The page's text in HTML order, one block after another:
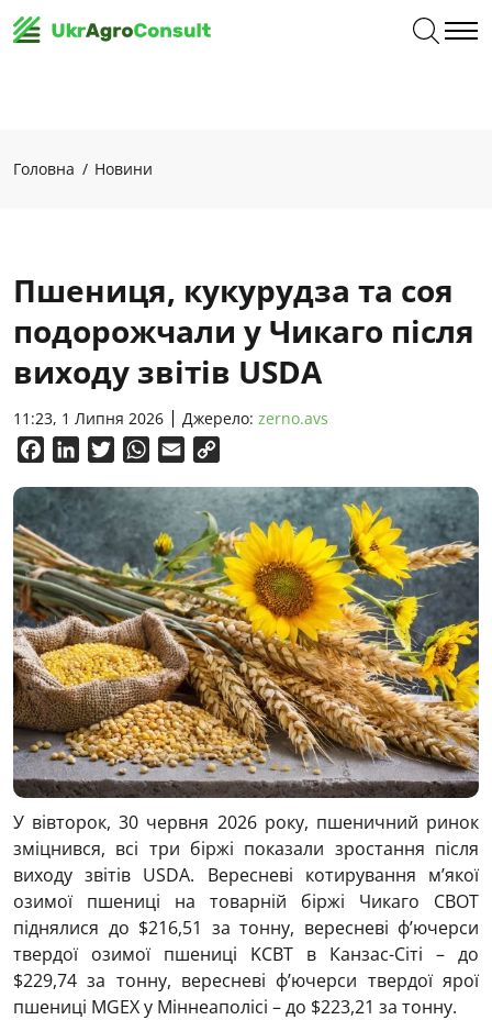
Головна Новини
Пшениця, кукурудза та соя
подорожчали у Чикаго після
виходу звітів USDA
11:23, 1 Липня 2026 Джерело: zerno.avs
FacebookLinkedInTwitterWhatsApp
Email
У вівторок, 30 червня 2026 року, пшеничний ринок
зміцнився, всі три біржі показали зростання після
виходу звітів USDA. Вересневі котирування м’якої
озимої пшениці на товарній біржі Чикаго CBOT
піднялися до $216,51 за тонну, вересневі ф’ючерси
твердої озимої пшениці KCBT в Канзас-Сіті – до
$229,74 за тонну, вересневі ф’ючерси твердої ярої
пшениці MGEХ у Міннеаполісі – до $223,21 за тонну.